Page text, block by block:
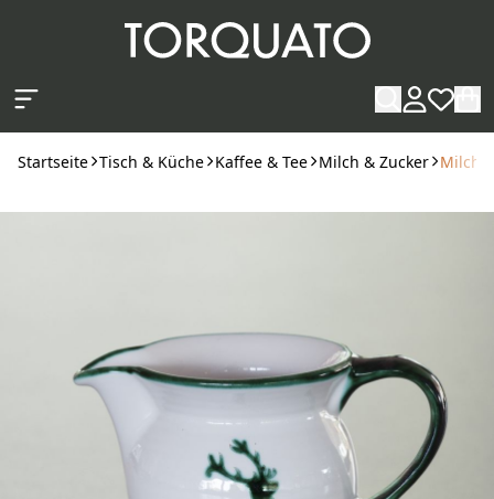
Startseite Tisch & Küche Kaffee & Tee Milch & Zucker